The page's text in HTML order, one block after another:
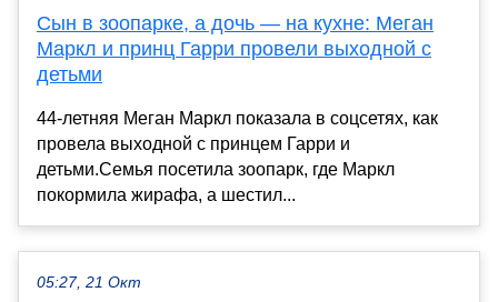
Сын в зоопарке, а дочь — на кухне: Меган
Маркл и принц Гарри провели выходной с
детьми
44-летняя Меган Маркл показала в соцсетях, как
провела выходной с принцем Гарри и
детьми.Семья посетила зоопарк, где Маркл
покормила жирафа, а шестил...
05:27, 21 Окт